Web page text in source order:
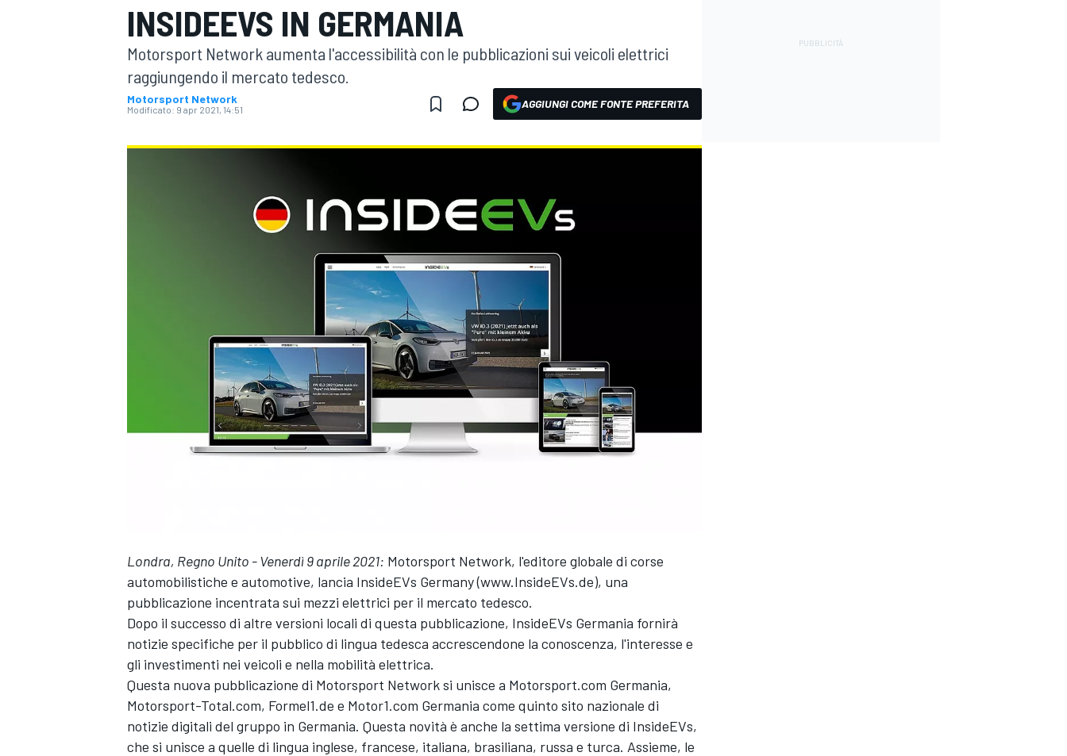
MOTOGP WEC
MONOPOSTO
INSIDEEVS IN GERMANIA
Motorsport Network aumenta l'accessibilità con le pubblicazioni sui veicoli elettrici
raggiungendo il mercato tedesco.
Motorsport Network
Modificato: 9 apr 2021, 14:51 AGGIUNGI COME FONTE PREFERITA
Londra, Regno Unito - Venerdì 9 aprile 2021: Motorsport Network, l'editore globale di corse
automobilistiche e automotive, lancia InsideEVs Germany (www.InsideEVs.de), una
pubblicazione incentrata sui mezzi elettrici per il mercato tedesco.
Dopo il successo di altre versioni locali di questa pubblicazione, InsideEVs Germania fornirà
notizie specifiche per il pubblico di lingua tedesca accrescendone la conoscenza, l'interesse e
gli investimenti nei veicoli e nella mobilità elettrica.
Questa nuova pubblicazione di Motorsport Networksi unisce a Motorsport.com Germania,
Motorsport-Total.com, Formel1.de e Motor1.com Germania come quinto sito nazionale di
notizie digitali del gruppo in Germania. Questa novità è anche la settima versione di InsideEVs,
che si unisce a quelle di lingua inglese, francese, italiana, brasiliana, russa e turca. Assieme, le